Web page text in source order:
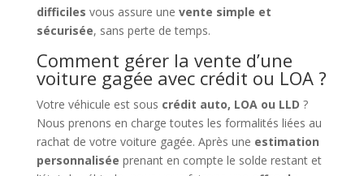
difficiles vous assure une vente simple et
sécurisée, sans perte de temps.
Comment gérer la vente d’une
voiture gagée avec crédit ou LOA ?
Votre véhicule est sous crédit auto, LOA ou LLD ?
Nous prenons en charge toutes les formalités liées au
rachat de votre voiture gagée. Après une estimation
personnalisée prenant en compte le solde restant et